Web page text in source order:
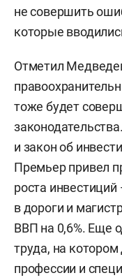
не совершить
которые
Отметил
тоже будет
и закон об
Премьер привел
роста
в дороги и
ВВП на 0,6%. Еще
труда, на
профессии и